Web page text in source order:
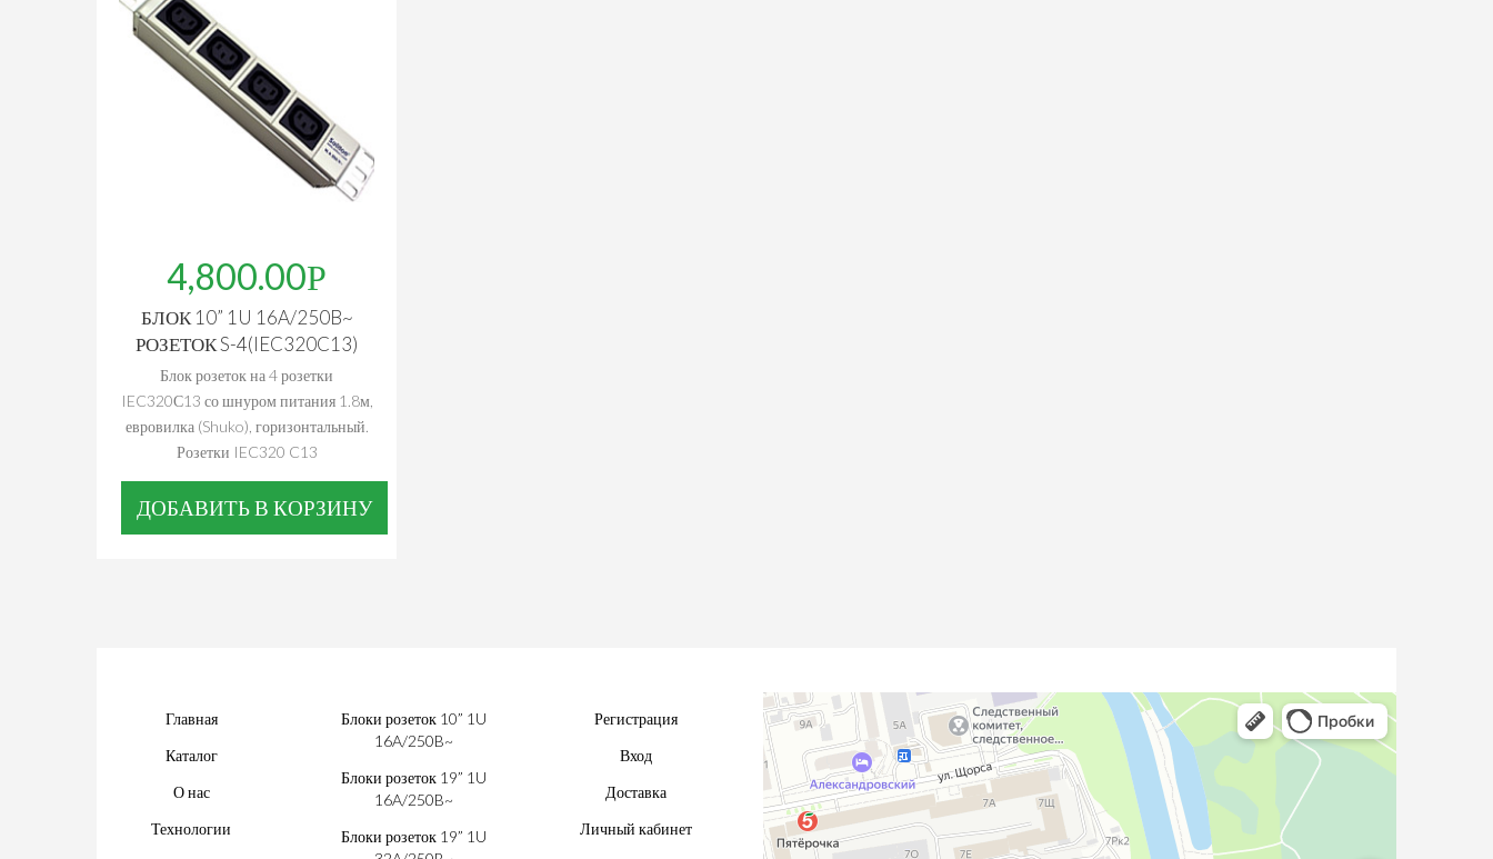
4,800.00
БЛОК 10” 1U 16A/250B~
РОЗЕТОК S-4(IEC320C13)
Блок розеток на 4 розетки
IEC320С13 со шнуром питания 1.8м,
евровилка (Shuko), горизонтальный.
Розетки IEC320 C13
ДОБАВИТЬ В КОРЗИНУ
Главная
Каталог
О нас
Технологии
Блоки розеток 10” 1U
16A/250B~
Блоки розеток 19” 1U
16A/250B~
Блоки розеток 19” 1U
Регистрация
Вход
Доставка
Личный кабинет